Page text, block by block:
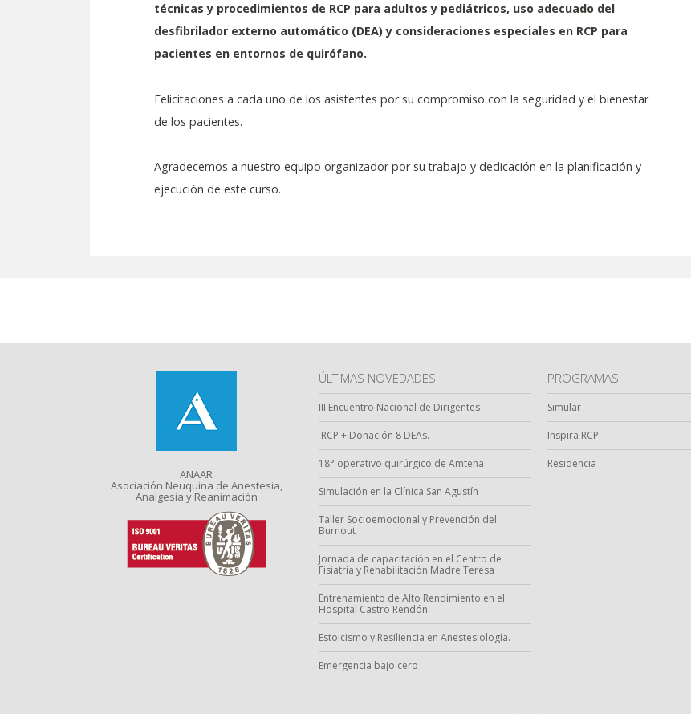
técnicas y procedimientos de RCP para adultos y pediátricos, uso adecuado del
desfibrilador externo automático (DEA) y consideraciones especiales en RCP para
pacientes en entornos de quirófano.
Felicitaciones a cada uno de los asistentes por su compromiso con la seguridad y el bienestar
de los pacientes.
Agradecemos a nuestro equipo organizador por su trabajo y dedicación en la planificación y
ejecución de este curso.
ANAAR
Asociación Neuquina de Anestesia,
Analgesia y Reanimación
ÚLTIMAS NOVEDADES
III Encuentro Nacional de Dirigentes
RCP + Donación 8 DEAs.
18° operativo quirúrgico de Amtena
Simulación en la Clínica San Agustín
Taller Socioemocional y Prevención del
Burnout
Jornada de capacitación en el Centro de
Fisiatría y Rehabilitación Madre Teresa
Entrenamiento de Alto Rendimiento en el
Hospital Castro Rendón
Estoicismo y Resiliencia en Anestesiología.
Emergencia bajo cero
PROGRAMAS
Simular
Inspira RCP
Residencia